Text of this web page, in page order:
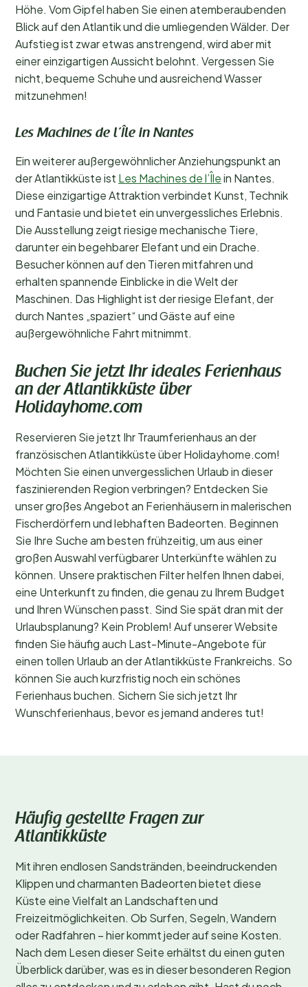
Höhe. Vom Gipfel haben Sie einen atemberaubenden
Blick auf den Atlantik und die umliegenden Wälder. Der
Aufstieg ist zwar etwas anstrengend, wird aber mit
einer einzigartigen Aussicht belohnt. Vergessen Sie
nicht, bequeme Schuhe und ausreichend Wasser
mitzunehmen!
Les Machines de l’Île in Nantes
Ein weiterer außergewöhnlicher Anziehungspunkt an
der Atlantikküste ist Les Machines de l’Îlein Nantes.
Diese einzigartige Attraktion verbindet Kunst, Technik
und Fantasie und bietet ein unvergessliches Erlebnis.
Die Ausstellung zeigt riesige mechanische Tiere,
darunter ein begehbarer Elefant und ein Drache.
Besucher können auf den Tieren mitfahren und
erhalten spannende Einblicke in die Welt der
Maschinen. Das Highlight ist der riesige Elefant, der
durch Nantes „spaziert“ und Gäste auf eine
außergewöhnliche Fahrt mitnimmt.
Buchen Sie jetzt Ihr ideales Ferienhaus
an der Atlantikküste über
Holidayhome.com
Reservieren Sie jetzt Ihr Traumferienhaus an der
französischen Atlantikküste über Holidayhome.com!
Möchten Sie einen unvergesslichen Urlaub in dieser
faszinierenden Region verbringen? Entdecken Sie
unser großes Angebot an Ferienhäusern in malerischen
Fischerdörfern und lebhaften Badeorten. Beginnen
Sie Ihre Suche am besten frühzeitig, um aus einer
großen Auswahl verfügbarer Unterkünfte wählen zu
können. Unsere praktischen Filter helfen Ihnen dabei,
eine Unterkunft zu finden, die genau zu Ihrem Budget
und Ihren Wünschen passt. Sind Sie spät dran mit der
Urlaubsplanung? Kein Problem! Auf unserer Website
finden Sie häufig auch Last-Minute-Angebote für
einen tollen Urlaub an der Atlantikküste Frankreichs. So
können Sie auch kurzfristig noch ein schönes
Ferienhaus buchen. Sichern Sie sich jetzt Ihr
Wunschferienhaus, bevor es jemand anderes tut!
Häufig gestellte Fragen zur
Atlantikküste
Mit ihren endlosen Sandstränden, beeindruckenden
Klippen und charmanten Badeorten bietet diese
Küste eine Vielfalt an Landschaften und
Freizeitmöglichkeiten. Ob Surfen, Segeln, Wandern
oder Radfahren – hier kommt jeder auf seine Kosten.
Nach dem Lesen dieser Seite erhältst du einen guten
Überblick darüber, was es in dieser besonderen Region